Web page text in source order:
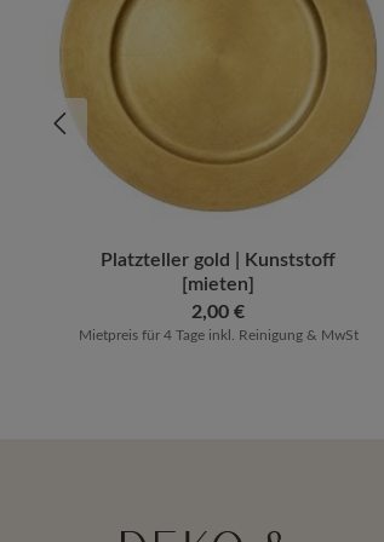
Produkt Anzahl: Gib
Platzteller gold | Kunststoff
[mieten]
Regulärer Preis:
2,00 €
Mietpreis für 4 Tage inkl. Reinigung & MwSt